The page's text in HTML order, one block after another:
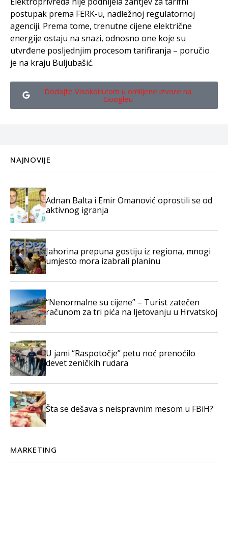
postupak prema FERK-u, nadležnoj regulatornoj
agenciji. Prema tome, trenutne cijene električne
energije ostaju na snazi, odnosno one koje su
utvrđene posljednjim procesom tarifiranja – poručio
je na kraju Buljubašić.
Dodajte Visokoin.com u omiljene izvore na
Googleu
NAJNOVIJE
Adnan Balta i Emir Omanović oprostili se od
aktivnog igranja
Jahorina prepuna gostiju iz regiona, mnogi
umjesto mora izabrali planinu
“Nenormalne su cijene” – Turist zatečen
računom za tri pića na ljetovanju u Hrvatskoj
U jami “Raspotočje” petu noć prenoćilo
devet zeničkih rudara
Šta se dešava s neispravnim mesom u FBiH?
MARKETING